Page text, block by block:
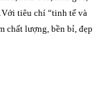
tiêu chí “tinh tế và
chất lượng, bền bỉ, đẹp